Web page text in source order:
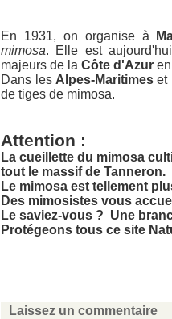
En 1931, on organise à
mimosa. Elle est
majeurs de la Côte d'Azur
Dans lesAlpes-Maritimeset
de tiges de mimosa.
Attention :
La cueillette du mimosa
tout le massif de Tanneron.
Le mimosa est tellement
Des mimosistes vous
Le saviez-vous ? Une
Protégeons tous ce site
Laissez un commentaire